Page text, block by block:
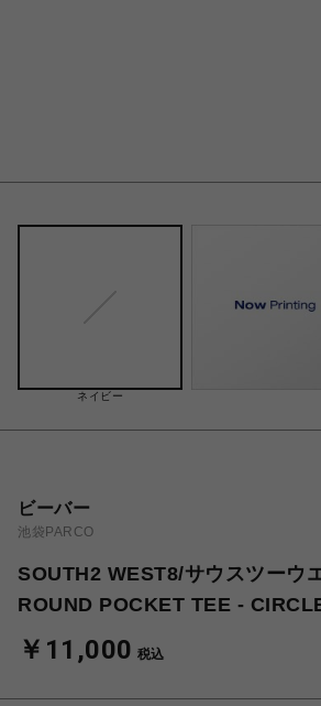
ネイビー
ビーバー
池袋PARCO
SOUTH2 WEST8/サウスツーウ
ROUND POCKET TEE -
￥11,000 税込